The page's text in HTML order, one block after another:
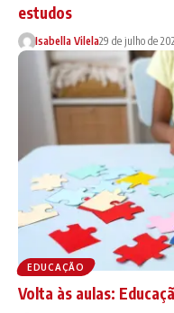
estudos
Isabella Vilela29 de julho de
EDUCAÇÃO
Volta às aulas: